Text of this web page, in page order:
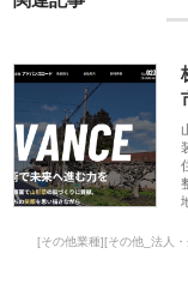
[その他業種][その他_法人・